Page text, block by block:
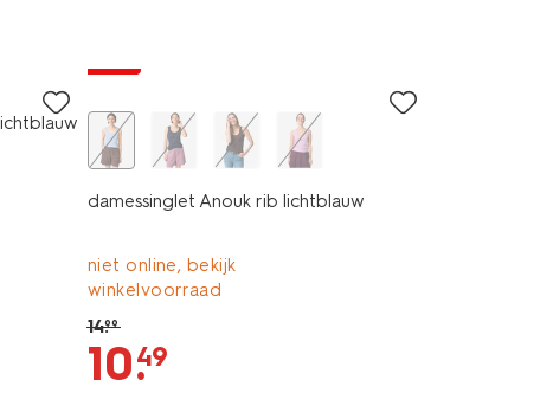
damessinglet Anouk rib lichtblauw
niet online, bekijk
winkelvoorraad
14.99
10.
49